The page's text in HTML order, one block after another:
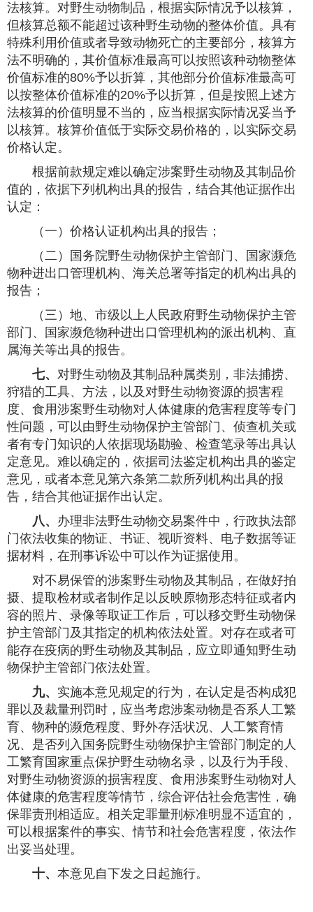
法核算。对野生动物制品，根据实际情况予以核算，
但核算总额不能超过该种野生动物的整体价值。具有
特殊利用价值或者导致动物死亡的主要部分，核算方
法不明确的，其价值标准最高可以按照该种动物整体
价值标准的80%予以折算，其他部分价值标准最高可
以按整体价值标准的20%予以折算，但是按照上述方
法核算的价值明显不当的，应当根据实际情况妥当予
以核算。核算价值低于实际交易价格的，以实际交易
价格认定。
根据前款规定难以确定涉案野生动物及其制品价
值的，依据下列机构出具的报告，结合其他证据作出
认定：
（一）价格认证机构出具的报告；
（二）国务院野生动物保护主管部门、国家濒危
物种进出口管理机构、海关总署等指定的机构出具的
报告；
（三）地、市级以上人民政府野生动物保护主管
部门、国家濒危物种进出口管理机构的派出机构、直
属海关等出具的报告。
七、 对野生动物及其制品种属类别，非法捕捞、
狩猎的工具、方法，以及对野生动物资源的损害程
度、食用涉案野生动物对人体健康的危害程度等专门
性问题，可以由野生动物保护主管部门、侦查机关或
者有专门知识的人依据现场勘验、检查笔录等出具认
定意见。难以确定的，依据司法鉴定机构出具的鉴定
意见，或者本意见第六条第二款所列机构出具的报
告，结合其他证据作出认定。
八、 办理非法野生动物交易案件中，行政执法部
门依法收集的物证、书证、视听资料、电子数据等证
据材料，在刑事诉讼中可以作为证据使用。
对不易保管的涉案野生动物及其制品，在做好拍
摄、提取检材或者制作足以反映原物形态特征或者内
容的照片、录像等取证工作后，可以移交野生动物保
护主管部门及其指定的机构依法处置。对存在或者可
能存在疫病的野生动物及其制品，应立即通知野生动
物保护主管部门依法处置。
九、 实施本意见规定的行为，在认定是否构成犯
罪以及裁量刑罚时，应当考虑涉案动物是否系人工繁
育、物种的濒危程度、野外存活状况、人工繁育情
况、是否列入国务院野生动物保护主管部门制定的人
工繁育国家重点保护野生动物名录，以及行为手段、
对野生动物资源的损害程度、食用涉案野生动物对人
体健康的危害程度等情节，综合评估社会危害性，确
保罪责刑相适应。相关定罪量刑标准明显不适宜的，
可以根据案件的事实、情节和社会危害程度，依法作
出妥当处理。
十、 本意见自下发之日起施行。